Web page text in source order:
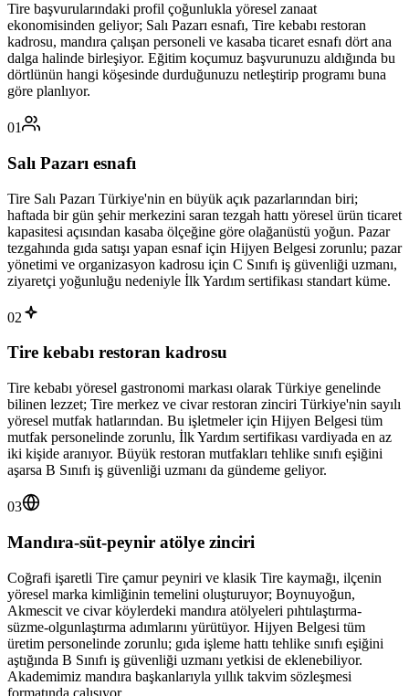
Tire başvurularındaki profil çoğunlukla yöresel zanaat
ekonomisinden geliyor; Salı Pazarı esnafı, Tire kebabı restoran
kadrosu, mandıra çalışan personeli ve kasaba ticaret esnafı dört ana
dalga halinde birleşiyor. Eğitim koçumuz başvurunuzu aldığında bu
dörtlünün hangi köşesinde durduğunuzu netleştirip programı buna
göre planlıyor.
01
Salı Pazarı esnafı
Tire Salı Pazarı Türkiye'nin en büyük açık pazarlarından biri;
haftada bir gün şehir merkezini saran tezgah hattı yöresel ürün ticaret
kapasitesi açısından kasaba ölçeğine göre olağanüstü yoğun. Pazar
tezgahında gıda satışı yapan esnaf için Hijyen Belgesi zorunlu; pazar
yönetimi ve organizasyon kadrosu için C Sınıfı iş güvenliği uzmanı,
ziyaretçi yoğunluğu nedeniyle İlk Yardım sertifikası standart küme.
02
Tire kebabı restoran kadrosu
Tire kebabı yöresel gastronomi markası olarak Türkiye genelinde
bilinen lezzet; Tire merkez ve civar restoran zinciri Türkiye'nin sayılı
yöresel mutfak hatlarından. Bu işletmeler için Hijyen Belgesi tüm
mutfak personelinde zorunlu, İlk Yardım sertifikası vardiyada en az
iki kişide aranıyor. Büyük restoran mutfakları tehlike sınıfı eşiğini
aşarsa B Sınıfı iş güvenliği uzmanı da gündeme geliyor.
03
Mandıra-süt-peynir atölye zinciri
Coğrafi işaretli Tire çamur peyniri ve klasik Tire kaymağı, ilçenin
yöresel marka kimliğinin temelini oluşturuyor; Boynuyoğun,
Akmescit ve civar köylerdeki mandıra atölyeleri pıhtılaştırma-
süzme-olgunlaştırma adımlarını yürütüyor. Hijyen Belgesi tüm
üretim personelinde zorunlu; gıda işleme hattı tehlike sınıfı eşiğini
aştığında B Sınıfı iş güvenliği uzmanı yetkisi de eklenebiliyor.
Akademimiz mandıra başkanlarıyla yıllık takvim sözleşmesi
formatında çalışıyor.